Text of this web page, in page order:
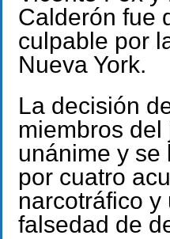
Calderón fue
culpable por
Nueva York.
La decisión
miembros del
unánime y se
por cuatro
narcotráfico y
falsedad de